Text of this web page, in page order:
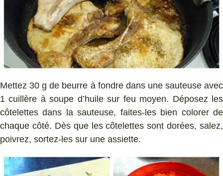
Mettez 30 g de beurre à fondre dans une sauteuse avec
1 cuillère à soupe d’huile sur feu moyen. Déposez les
côtelettes dans la sauteuse, faites-les bien colorer de
chaque côté. Dès que les côtelettes sont dorées, salez,
poivrez, sortez-les sur une assiette.